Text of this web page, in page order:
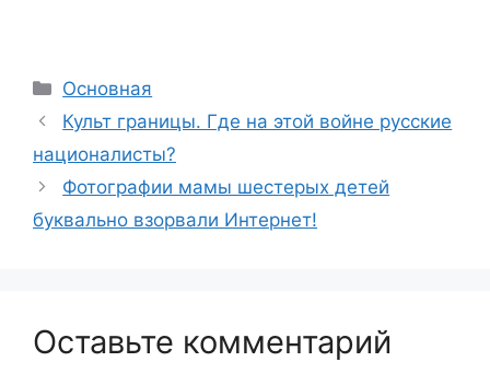
Рубрики
Основная
Культ границы. Где на этой войне русские
националисты?
Фотографии мамы шестерых детей
буквально взорвали Интернет!
Оставьте комментарий